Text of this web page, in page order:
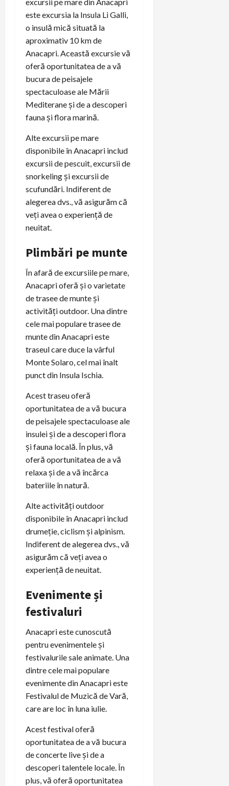
excursii pe mare din Anacapri
este excursia la Insula Li Galli,
o insulă mică situată la
aproximativ 10 km de
Anacapri. Această excursie vă
oferă oportunitatea de a vă
bucura de peisajele
spectaculoase ale Mării
Mediterane și de a descoperi
fauna și flora marină.
Alte excursii pe mare
disponibile în Anacapri includ
excursii de pescuit, excursii de
snorkeling și excursii de
scufundări. Indiferent de
alegerea dvs., vă asigurăm că
veți avea o experiență de
neuitat.
Plimbări pe munte
În afară de excursiile pe mare,
Anacapri oferă și o varietate
de trasee de munte și
activități outdoor. Una dintre
cele mai populare trasee de
munte din Anacapri este
traseul care duce la vârful
Monte Solaro, cel mai înalt
punct din Insula Ischia.
Acest traseu oferă
oportunitatea de a vă bucura
de peisajele spectaculoase ale
insulei și de a descoperi flora
și fauna locală. În plus, vă
oferă oportunitatea de a vă
relaxa și de a vă încărca
bateriile în natură.
Alte activități outdoor
disponibile în Anacapri includ
drumeție, ciclism și alpinism.
Indiferent de alegerea dvs., vă
asigurăm că veți avea o
experiență de neuitat.
Evenimente și
festivaluri
Anacapri este cunoscută
pentru evenimentele și
festivalurile sale animate. Una
dintre cele mai populare
evenimente din Anacapri este
Festivalul de Muzică de Vară,
care are loc în luna iulie.
Acest festival oferă
oportunitatea de a vă bucura
de concerte live și de a
descoperi talentele locale. În
plus, vă oferă oportunitatea